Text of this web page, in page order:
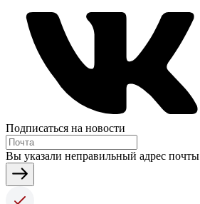
Подписаться на новости
Вы указали неправильный адрес почты